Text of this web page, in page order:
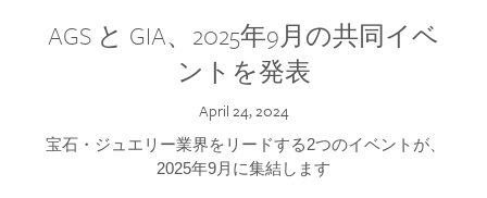
AGS と GIA、2025年9月の共同イベ
ントを発表
April 24, 2024
宝石・ジュエリー業界をリードする2つのイベントが、
2025年9月に集結します